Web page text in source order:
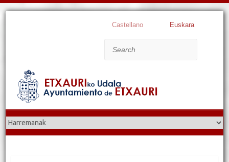
Castellano Euskara